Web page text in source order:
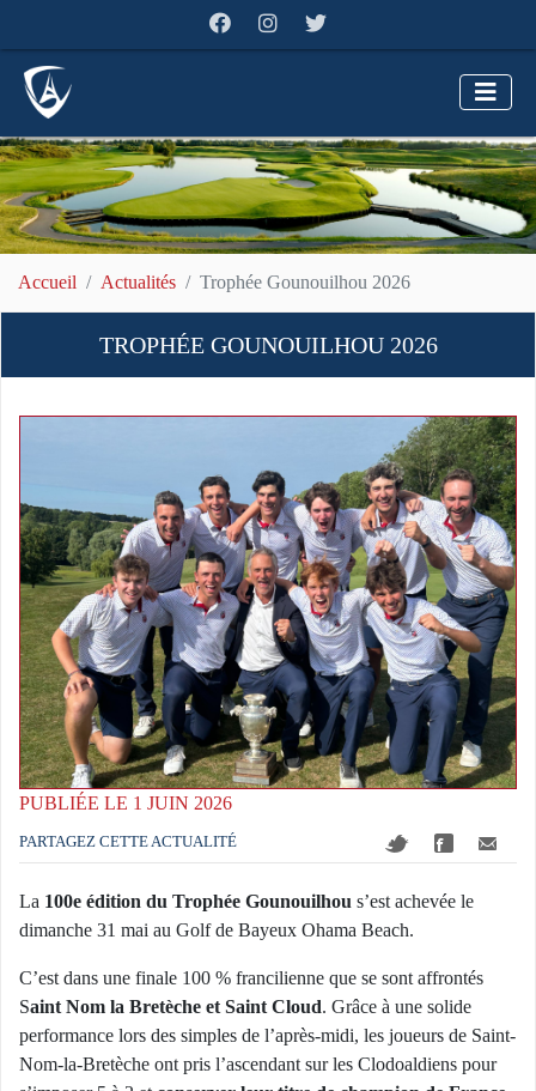
Accueil Actualités Trophée Gounouilhou 2026
TROPHÉE GOUNOUILHOU 2026
PUBLIÉE LE 1 JUIN 2026
PARTAGEZ CETTE ACTUALITÉ
La 100e édition du Trophée Gounouilhou s’est achevée le
dimanche 31 mai au Golf de Bayeux Ohama Beach.
C’est dans une finale 100 % francilienne que se sont affrontés
Saint Nom la Bretèche et Saint Cloud. Grâce à une solide
performance lors des simples de l’après-midi, les joueurs de Saint-
Nom-la-Bretèche ont pris l’ascendant sur les Clodoaldiens pour